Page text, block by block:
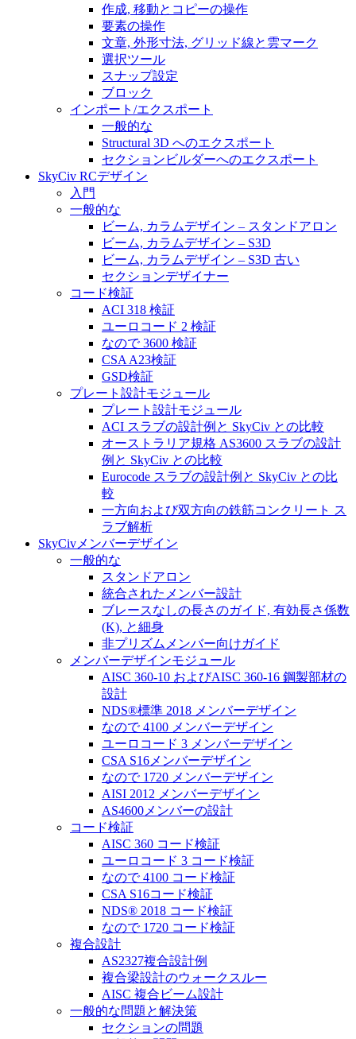
作成, 移動とコピーの操作
要素の操作
文章, 外形寸法, グリッド線と雲マーク
選択ツール
スナップ設定
ブロック
インポート/エクスポート
一般的な
Structural 3D へのエクスポート
セクションビルダーへのエクスポート
SkyCiv RCデザイン
入門
一般的な
ビーム, カラムデザイン – スタンドアロン
ビーム, カラムデザイン – S3D
ビーム, カラムデザイン – S3D 古い
セクションデザイナー
コード検証
ACI 318 検証
ユーロコード 2 検証
なので 3600 検証
CSA A23検証
GSD検証
プレート設計モジュール
プレート設計モジュール
ACI スラブの設計例と SkyCiv との比較
オーストラリア規格 AS3600 スラブの設計
例と SkyCiv との比較
Eurocode スラブの設計例と SkyCiv との比
較
一方向および双方向の鉄筋コンクリート ス
ラブ解析
SkyCivメンバーデザイン
一般的な
スタンドアロン
統合されたメンバー設計
ブレースなしの長さのガイド, 有効長さ係数
(K), と細身
非プリズムメンバー向けガイド
メンバーデザインモジュール
AISC 360-10 およびAISC 360-16 鋼製部材の
設計
NDS®標準 2018 メンバーデザイン
なので 4100 メンバーデザイン
ユーロコード 3 メンバーデザイン
CSA S16メンバーデザイン
なので 1720 メンバーデザイン
AISI 2012 メンバーデザイン
AS4600メンバーの設計
コード検証
AISC 360 コード検証
ユーロコード 3 コード検証
なので 4100 コード検証
CSA S16コード検証
NDS® 2018 コード検証
なので 1720 コード検証
複合設計
AS2327複合設計例
複合梁設計のウォークスルー
AISC 複合ビーム設計
一般的な問題と解決策
セクションの問題